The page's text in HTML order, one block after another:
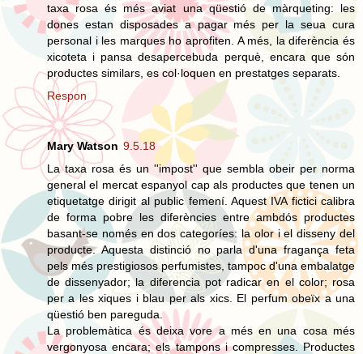
taxa rosa és més aviat una qüestió de màrqueting: les
dones estan disposades a pagar més per la seua cura
personal i les marques ho aprofiten. A més, la diferència és
xicoteta i pansa desapercebuda perquè, encara que són
productes similars, es col·loquen en prestatges separats.
Respon
Mary Watson 9.5.18
La taxa rosa és un ''impost'' que sembla obeir per norma
general el mercat espanyol cap als productes que tenen un
etiquetatge dirigit al public femení. Aquest IVA fictici calibra
de forma pobre les diferències entre ambdós productes
basant-se només en dos categoríes: la olor i el disseny del
producte. Aquesta distinció no parla d'una fragança feta
pels més prestigiosos perfumistes, tampoc d'una embalatge
de dissenyador; la diferencia pot radicar en el color; rosa
per a les xiques i blau per als xics. El perfum obeïx a una
qüestió ben pareguda.
La problemàtica és deixa vore a més en una cosa més
vergonyosa encara; els tampons i compresses. Productes